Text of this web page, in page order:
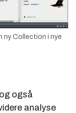
ny Collection i nye
også
analyse